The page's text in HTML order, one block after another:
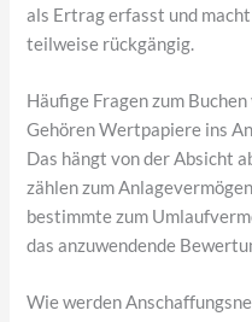
als Ertrag erfasst und
teilweise rückgängig.
Häufige Fragen zum
Gehören Wertpapiere ins
Das hängt von der Absicht
zählen zum
bestimmte zum
das anzuwendende
Wie werden